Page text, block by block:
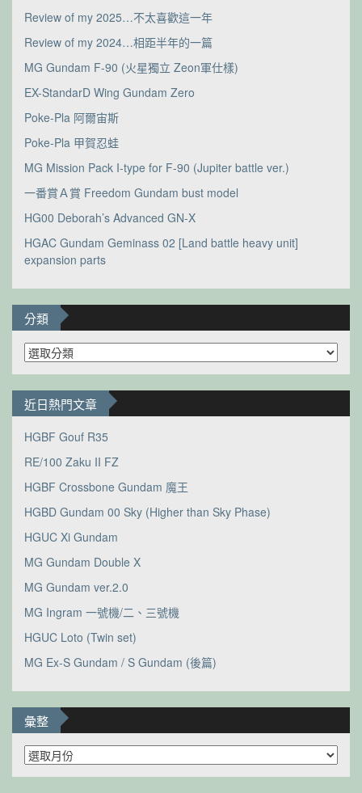
Review of my 2025…不太喜歡這一年
Review of my 2024…相距半年的一篇
MG Gundam F-90 (火星獨立 Zeon軍仕樣)
EX-StandarD Wing Gundam Zero
Poke-Pla 阿爾宙斯
Poke-Pla 甲賀忍蛙
MG Mission Pack I-type for F-90 (Jupiter battle ver.)
一番賞Ａ賞 Freedom Gundam bust model
HG00 Deborah’s Advanced GN-X
HGAC Gundam Geminass 02 [Land battle heavy unit]
expansion parts
分類
分
類
近日熱門文章
HGBF Gouf R35
RE/100 Zaku II FZ
HGBF Crossbone Gundam 魔王
HGBD Gundam 00 Sky (Higher than Sky Phase)
HGUC Xi Gundam
MG Gundam Double X
MG Gundam ver.2.0
MG Ingram 一號機/二、三號機
HGUC Loto (Twin set)
MG Ex-S Gundam / S Gundam (後篇)
彙整
彙
整